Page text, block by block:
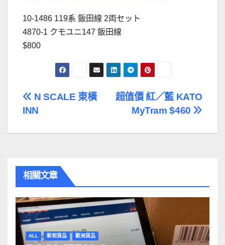
10-1486 119系 飯田線 2両セット
4870-1 クモユニ147 飯田線
$800
文
覽
超值價 紅／藍 KATO
MyTram $460
N SCALE 東橫
INN
相關文章
ALL 新到貨品 歐洲貨品